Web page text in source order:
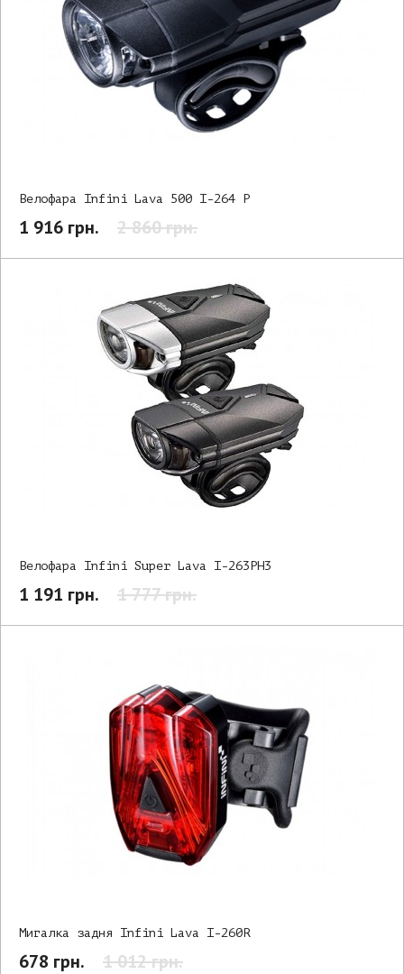
Велофара Infini Lava 500 I-264 P
1 916 грн. 2 860 грн.
Велофара Infini Super Lava I-263PH3
1 191 грн. 1 777 грн.
Мигалка задня Infini Lava I-260R
678 грн. 1 012 грн.